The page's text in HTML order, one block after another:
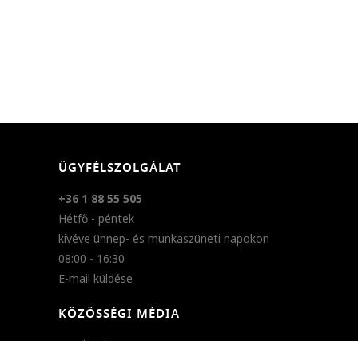
ÜGYFÉLSZOLGÁLAT
+36 1 88 55 505
Hétfő - péntek
kivéve ünnep- és munkaszüneti napokon
08:00 - 16:30
E-mail küldése
KÖZÖSSÉGI MÉDIA